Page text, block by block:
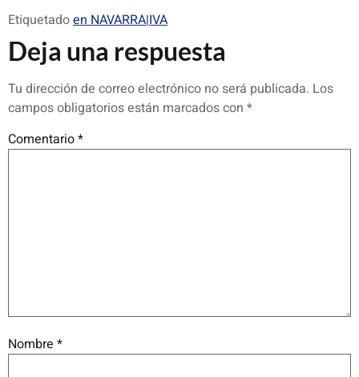
Etiquetadoen NAVARRA|IVA
Deja una respuesta
Tu dirección de correo electrónico no será publicada. Los
campos obligatorios están marcados con *
Comentario*
Nombre *